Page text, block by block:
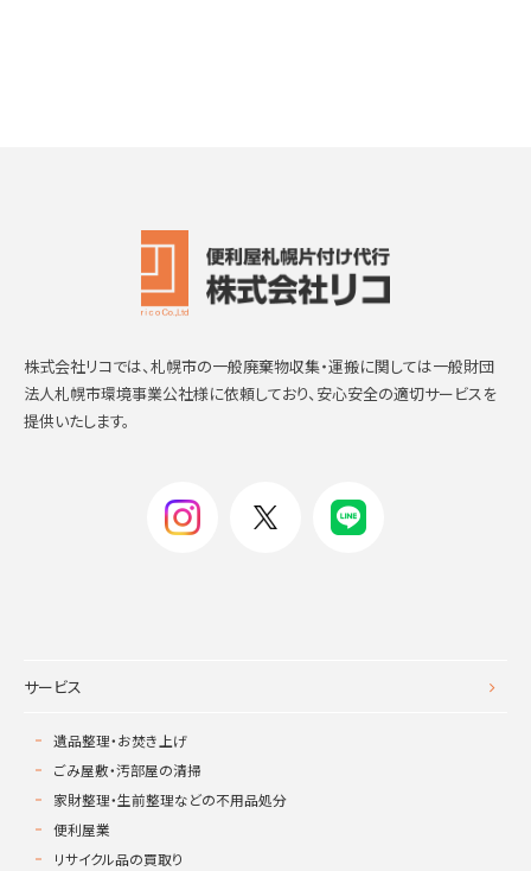
株式会社リコでは、札幌市の一般廃棄物収集・運搬に関しては一般財団
法人札幌市環境事業公社様に依頼しており、安心安全の適切サービスを
提供いたします。
サービス
遺品整理・お焚き上げ
ごみ屋敷・汚部屋の清掃
家財整理・生前整理などの不用品処分
便利屋業
リサイクル品の買取り